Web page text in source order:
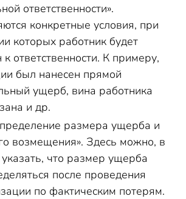
ответственности».
конкретные условия, при
которых работник будет
ответственности. К примеру,
был нанесен прямой
ущерб, вина работника
и др.
размера ущерба и
возмещения». Здесь можно, в
указать, что размер ущерба
после проведения
по фактическим потерям.